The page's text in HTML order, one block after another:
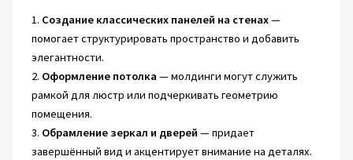
1. Создание классических панелей на стенах—
помогает структурировать пространство и добавить
элегантности.
2. Оформление потолка — молдинги могут служить
рамкой для люстр или подчеркивать геометрию
помещения.
3. Обрамление зеркал и дверей — придает
завершённый вид и акцентирует внимание на деталях.